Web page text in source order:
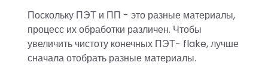
Поскольку ПЭТ и ПП - это разные материалы,
процесс их обработки различен. Чтобы
увеличить чистоту конечных ПЭТ- flake, лучше
сначала отобрать разные материалы.